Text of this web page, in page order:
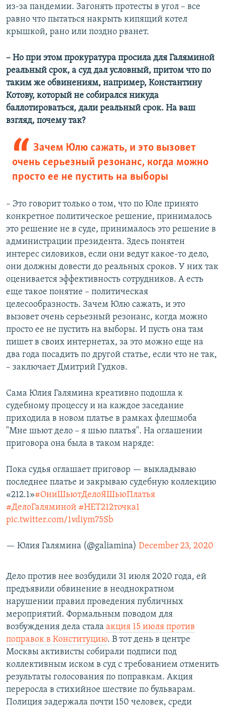
из-за пандемии. Загонять протесты в угол – все
равно что пытаться накрыть кипящий котел
крышкой, рано или поздно рванет.
–​ Но при этом прокуратура просила для Галяминой
реальный срок, а суд дал условный, притом что по
таким же обвинениям, например, Константину
Котову, который не собирался никуда
баллотироваться, дали реальный срок. На ваш
взгляд, почему так?
Зачем Юлю сажать, и это вызовет
очень серьезный резонанс, когда можно
просто ее не пустить на выборы
– Это говорит только о том, что по Юле принято
конкретное политическое решение, принималось
это решение не в суде, принималось это решение в
администрации президента. Здесь понятен
интерес силовиков, если они ведут какое-то дело,
они должны довести до реальных сроков. У них так
оценивается эффективность сотрудников. А есть
еще такое понятие – политическая
целесообразность. Зачем Юлю сажать, и это
вызовет очень серьезный резонанс, когда можно
просто ее не пустить на выборы. И пусть она там
пишет в своих интернетах, за это можно еще на
два года посадить по другой статье, если что не так,
– заключает Дмитрий Гудков.
Сама Юлия Галямина креативно подошла к
судебному процессу и на каждое заседание
приходила в новом платье в рамках флешмоба
"Мне шьют дело – я шью платья". На оглашении
приговора она была в таком наряде:
Пока судья оглашает приговор — выкладываю
последнее платье и закрываю судебную коллекцию
«212.1»#ОниШьютДелоЯШьюПлатья
#ДелоГаляминой #НЕТ212точка1
pic.twitter.com/1vdiym75Sb
— Юлия Галямина (@galiamina) December 23, 2020
Дело против нее возбудили 31 июля 2020 года, ей
предъявили обвинение в неоднократном
нарушении правил проведения публичных
мероприятий. Формальным поводом для
возбуждения дела стала акция 15 июля против
поправок в Конституцию. В тот день в центре
Москвы активисты собирали подписи под
коллективным иском в суд с требованием отменить
результаты голосования по поправкам. Акция
переросла в стихийное шествие по бульварам.
Полиция задержала почти 150 человек, среди